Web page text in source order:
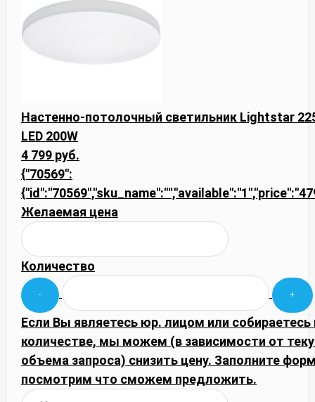
Настенно-потолочный светильник Lightstar
LED 200W
4 799 руб.
{"70569":
Желаемая цена
Количество
Если Вы являетесь юр. лицом или
количестве, мы можем (в зависимости от
объема запроса) снизить цену. Заполните
посмотрим что сможем предложить.